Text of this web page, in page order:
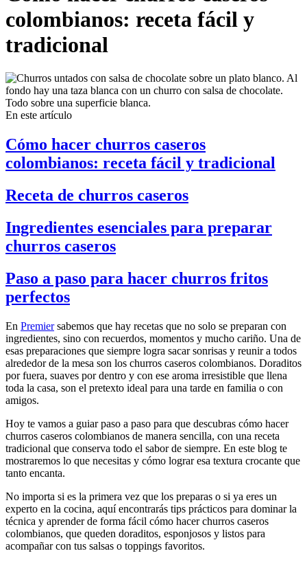
colombianos: receta fácil y
tradicional
En este artículo
Cómo hacer churros caseros
colombianos: receta fácil y tradicional
Receta de churros caseros
Ingredientes esenciales para preparar
churros caseros
Paso a paso para hacer churros fritos
perfectos
En Premiersabemos que hay recetas que no solo se preparan con
ingredientes, sino con recuerdos, momentos y mucho cariño. Una de
esas preparaciones que siempre logra sacar sonrisas y reunir a todos
alrededor de la mesa son los churros caseros colombianos. Doraditos
por fuera, suaves por dentro y con ese aroma irresistible que llena
toda la casa, son el pretexto ideal para una tarde en familia o con
amigos.
Hoy te vamos a guiar paso a paso para que descubras cómo hacer
churros caseros colombianos de manera sencilla, con una receta
tradicional que conserva todo el sabor de siempre. En este blog te
mostraremos lo que necesitas y cómo lograr esa textura crocante que
tanto encanta.
No importa si es la primera vez que los preparas o si ya eres un
experto en la cocina, aquí encontrarás tips prácticos para dominar la
técnica y aprender de forma fácil cómo hacer churros caseros
colombianos, que queden doraditos, esponjosos y listos para
acompañar con tus salsas o toppings favoritos.